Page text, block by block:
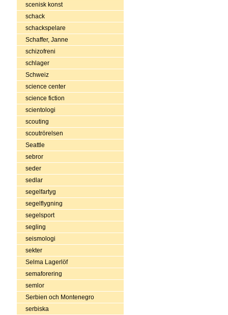
scenisk konst
schack
schackspelare
Schaffer, Janne
schizofreni
schlager
Schweiz
science center
science fiction
scientologi
scouting
scoutrörelsen
Seattle
sebror
seder
sedlar
segelfartyg
segelflygning
segelsport
segling
seismologi
sekter
Selma Lagerlöf
semaforering
semlor
Serbien och Montenegro
serbiska